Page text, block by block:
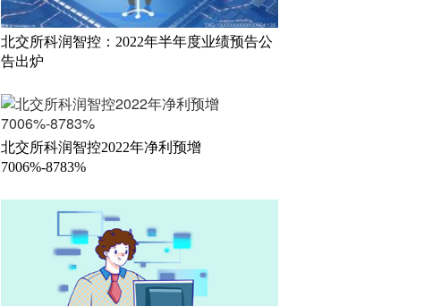
北交所科润智控：2022年半年度业绩预告公
告出炉
北交所科润智控2022年净利预增
7006%-8783%